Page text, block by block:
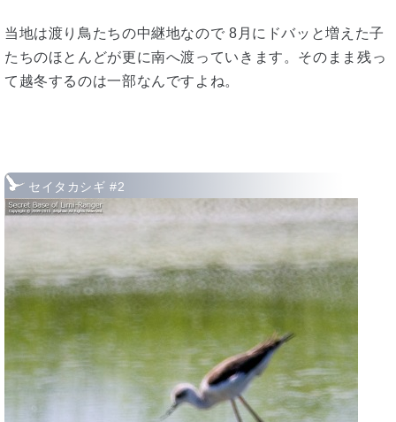
当地は渡り鳥たちの中継地なので 8月にドバッと増えた子
たちのほとんどが更に南へ渡っていきます。そのまま残っ
て越冬するのは一部なんですよね。
セイタカシギ #2